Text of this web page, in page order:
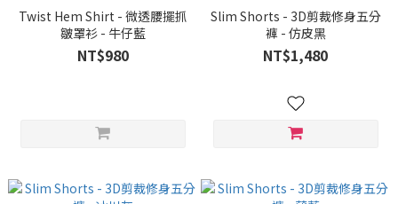
Twist Hem Shirt - 微透腰擺抓
皺罩衫 - 牛仔藍
NT$980
Slim Shorts - 3D剪裁修身五分
褲 - 仿皮黑
NT$1,480